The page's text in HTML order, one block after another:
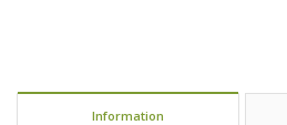
Information